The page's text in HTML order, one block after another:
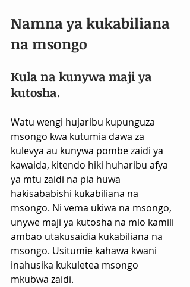
Namna ya kukabiliana
na msongo
Kula na kunywa maji ya
kutosha.
Watu wengi hujaribu kupunguza
msongo kwa kutumia dawa za
kulevya au kunywa pombe zaidi ya
kawaida, kitendo hiki huharibu afya
ya mtu zaidi na pia huwa
hakisababishi kukabiliana na
msongo. Ni vema ukiwa na msongo,
unywe maji ya kutosha na mlo kamili
ambao utakusaidia kukabiliana na
msongo. Usitumie kahawa kwani
inahusika kukuletea msongo
mkubwa zaidi.